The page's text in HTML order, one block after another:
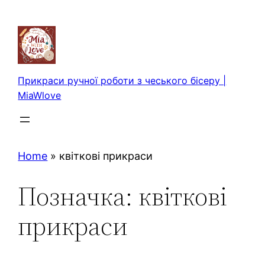
вмісту
Прикраси ручної роботи з чеського бісеру |
MiaWlove
Home » квіткові прикраси
Позначка: квіткові
прикраси